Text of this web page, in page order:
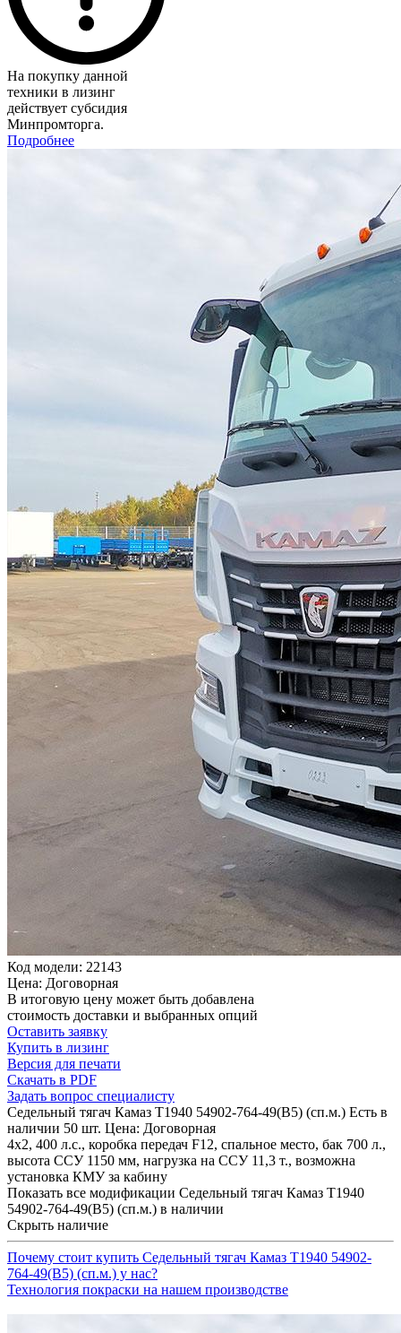
На покупку данной
техники в лизинг
действует субсидия
Минпромторга.
Подробнее
Код модели: 22143
Цена: Договорная
В итоговую цену может быть добавлена
стоимость доставки и выбранных опций
Оставить заявку
Купить в лизинг
Версия для печати
Скачать в PDF
Задать вопрос специалисту
Седельный тягач Камаз Т1940 54902-764-49(B5) (сп.м.) Есть в
наличии 50 шт. Цена: Договорная
4х2, 400 л.с., коробка передач F12, спальное место, бак 700 л.,
высота ССУ 1150 мм, нагрузка на ССУ 11,3 т., возможна
установка КМУ за кабину
Показать все модификации Седельный тягач Камаз Т1940
54902-764-49(B5) (сп.м.) в наличии
Скрыть наличие
Почему стоит купить Седельный тягач Камаз Т1940 54902-
764-49(B5) (сп.м.) у нас?
Технология покраски на нашем производстве